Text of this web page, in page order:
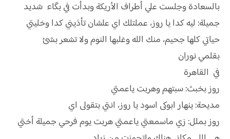
بالسعادة وجلست علي أطراف الأريكة وبدأت في بگاء شديد
جميلة: ليه كدا يا روز، عملتلك اي علشان تأذيني كدا وخليتي
حياتي كلها جحيم، منك الله وغلبها النوم ولا تشعر بشئ
بقلمي نوران
في القاهرة
روز بخبث: سبتهم وهربت ياعمتي
مديحة: ينهار ابوكى اسود يا روز، انتي بتقولى اي
روز بملل: زي ماسمعتي ياعمتي هربت يوم فرحي جميلة أختي